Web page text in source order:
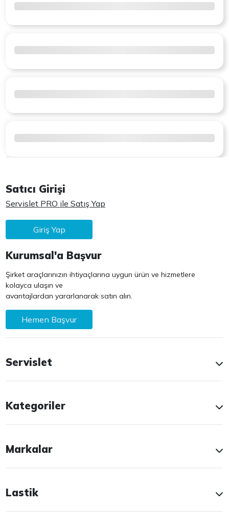
Satıcı Girişi
Servislet PRO ile Satış Yap
Giriş Yap
Kurumsal'a Başvur
Şirket araçlarınızın ihtiyaçlarına uygun ürün ve hizmetlere
kolayca ulaşın ve
avantajlardan yararlanarak satın alın.
Hemen Başvur
Servislet
Kategoriler
Markalar
Lastik